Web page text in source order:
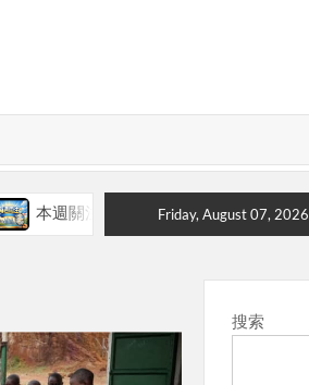
關注 慈愛的神 本週關注
Friday, August 07, 2026
搜索